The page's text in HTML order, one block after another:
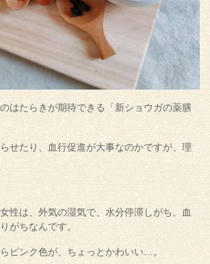
はたらきが期待できる「新ショウガの薬膳
せたり、血行促進が大事なのかですが、理
性は、外気の湿気で、水分停滞しがち、血
がちなんです。
ピンク色が、ちょっとかわいい…。